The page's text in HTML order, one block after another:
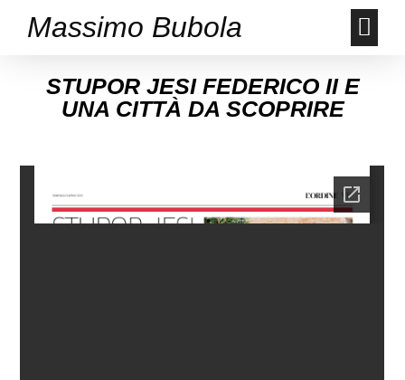
Massimo Bubola
STUPOR JESI FEDERICO II E
UNA CITTÀ DA SCOPRIRE